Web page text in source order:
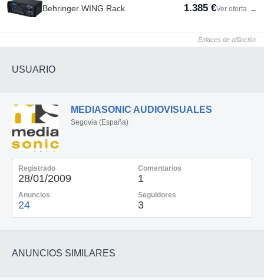
Behringer WING Rack 1.385 €Ver oferta →
Enlaces de afiliación
USUARIO
MEDIASONIC AUDIOVISUALES
Segovia (España)
Registrado
28/01/2009
Comentarios
1
Anuncios
24
Seguidores
3
ANUNCIOS SIMILARES